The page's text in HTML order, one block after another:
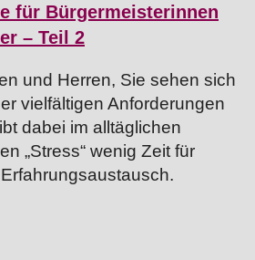
für Bürgermeisterinnen
– Teil 2
und Herren, Sie sehen sich
vielfältigen Anforderungen
dabei im alltäglichen
„Stress“ wenig Zeit für